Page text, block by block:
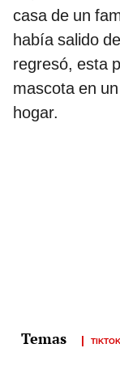
casa de un
había salido
regresó, esta
mascota en
hogar.
TIKTOK